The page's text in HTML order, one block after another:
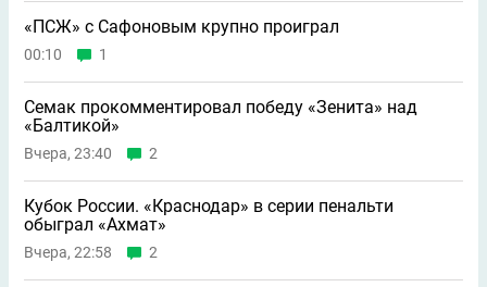
«ПСЖ» с Сафоновым крупно проиграл
00:10 1
Семак прокомментировал победу «Зенита» над
«Балтикой»
Вчера, 23:40 2
Кубок России. «Краснодар» в серии пенальти
обыграл «Ахмат»
Вчера, 22:58 2